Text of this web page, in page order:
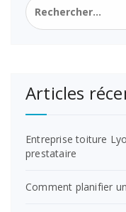
Articles
Entreprise toiture
prestataire
Comment planifier